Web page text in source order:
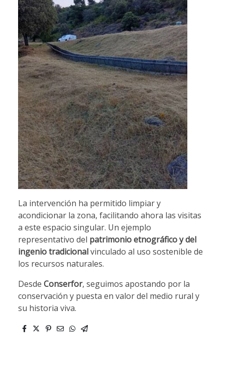
La intervención ha permitido limpiar y
acondicionar la zona, facilitando ahora las visitas
a este espacio singular. Un ejemplo
representativo del patrimonio etnográfico y del
ingenio tradicionalvinculado al uso sostenible de
los recursos naturales.
Desde Conserfor, seguimos apostando por la
conservación y puesta en valor del medio rural y
su historia viva.